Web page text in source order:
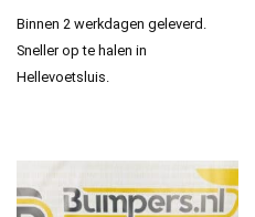
Binnen 2 werkdagen geleverd.
Sneller op te halen in
Hellevoetsluis.